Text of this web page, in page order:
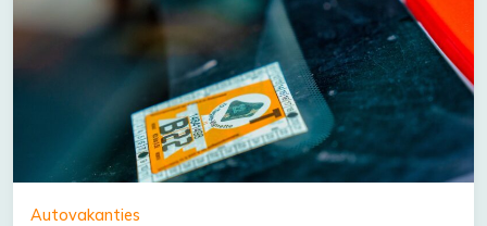
Autovakanties